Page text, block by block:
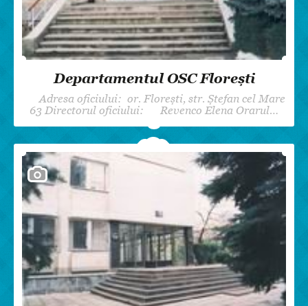
Departamentul OSC Florești
Adresa oficiului: or. Florești, str. Ștefan cel Mare
63 Directorul oficiului: Revenco Elena Orarul…